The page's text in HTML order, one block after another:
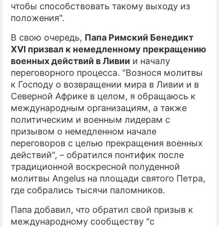
чтобы способствовать такому выходу из
положения".
В свою очередь, Папа Римский Бенедикт
XVI призвал к немедленному прекращению
военных действий в Ливии и началу
переговорного процесса. "Вознося молитвы
к Господу о возвращении мира в Ливии и в
Северной Африке в целом, я обращаюсь к
международным организациям, а также
политическим и военным лидерам с
призывом о немедленном начале
переговоров с целью прекращения военных
действий", – обратился понтифик после
традиционной воскресной полуденной
молитвы Angelus на площади святого Петра,
где собрались тысячи паломников.
Папа добавил, что обратил свой призыв к
международному сообществу "с